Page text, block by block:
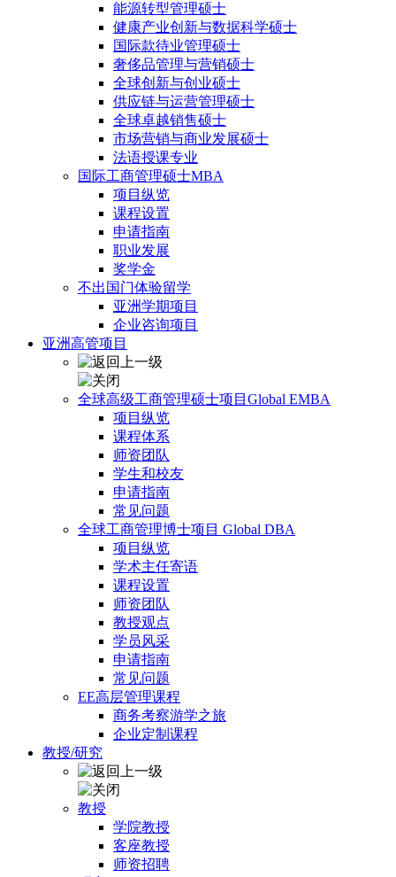
能源转型管理硕士
健康产业创新与数据科学硕士
国际款待业管理硕士
奢侈品管理与营销硕士
全球创新与创业硕士
供应链与运营管理硕士
全球卓越销售硕士
市场营销与商业发展硕士
法语授课专业
国际工商管理硕士MBA
项目纵览
课程设置
申请指南
职业发展
奖学金
不出国门体验留学
亚洲学期项目
企业咨询项目
亚洲高管项目
全球高级工商管理硕士项目Global EMBA
项目纵览
课程体系
师资团队
学生和校友
申请指南
常见问题
全球工商管理博士项目 Global DBA
项目纵览
学术主任寄语
课程设置
师资团队
教授观点
学员风采
申请指南
常见问题
EE高层管理课程
商务考察游学之旅
企业定制课程
教授/研究
教授
学院教授
客座教授
师资招聘